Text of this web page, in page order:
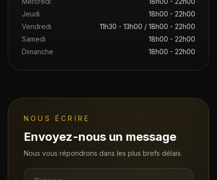
Jeudi
18h00 - 22h00
Vendredi
11h30 - 13h00 / 18h00 - 22h00
Samedi
18h00 - 22h00
Dimanche
18h00 - 22h00
NOUS ÉCRIRE
Envoyez-nous un message
Nous vous répondrons dans les plus brefs délais.
Prénom